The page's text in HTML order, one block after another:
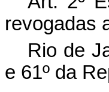
revogadas
Rio de
e 61º da